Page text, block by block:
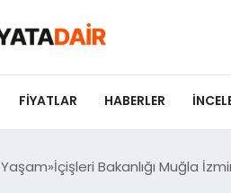
FIYATLAR HABERLER
Yaşam İçişleri Bakanlığı Muğla